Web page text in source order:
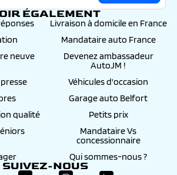
ÉGALEMENT
Livraison à domicile en France
Mandataire auto France
neuve
Devenez ambassadeur
AutoJM !
Véhicules d'occasion
Garage auto Belfort
qualité
Petits prix
Mandataire Vs
concessionnaire
Qui sommes-nous ?
SUIVEZ-NOUS